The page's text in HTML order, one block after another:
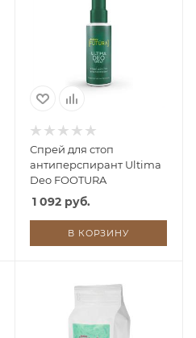
Спрей для стоп
антиперспирант Ultima
Deo FOOTURA
1 092 руб.
В КОРЗИНУ